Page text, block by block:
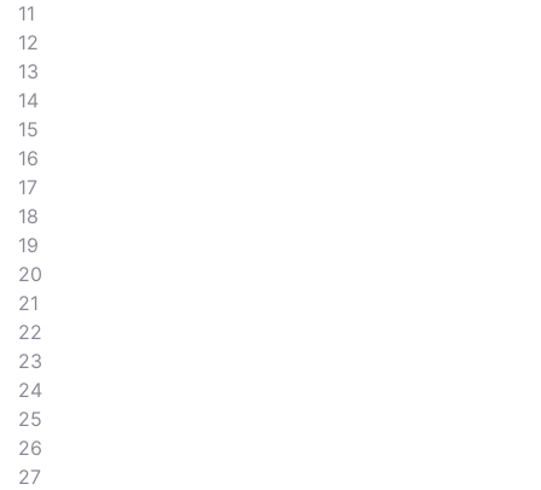
11
12
13
14
15
16
17
18
19
20
21
22
23
24
25
26
27